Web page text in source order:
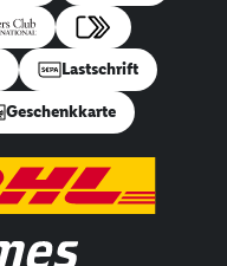
Lastschrift
Geschenkkarte